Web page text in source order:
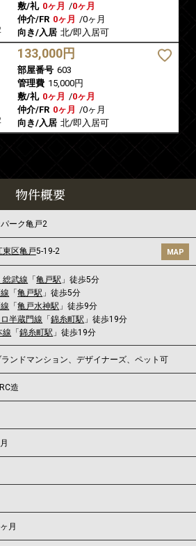
敷/礼 0ヶ月 /0ヶ月
仲介/FR 0ヶ月 /0ヶ月
向き/入居 北/即入居可
133,000円
部屋番号 603
管理費 15,000円
敷/礼 0ヶ月 /0ヶ月
仲介/FR 0ヶ月 /0ヶ月
向き/入居 北/即入居可
物件概要
ーク亀戸2
東区亀戸5-19-2 MAP
総武線 「亀戸駅 」徒歩5分
「亀戸駅 」徒歩5分
「亀戸水神駅 」徒歩9分
半蔵門線 「錦糸町駅 」徒歩19分
線 「錦糸町駅 」徒歩19分
ランドマンション、デザイナーズ、ペット可
造
月